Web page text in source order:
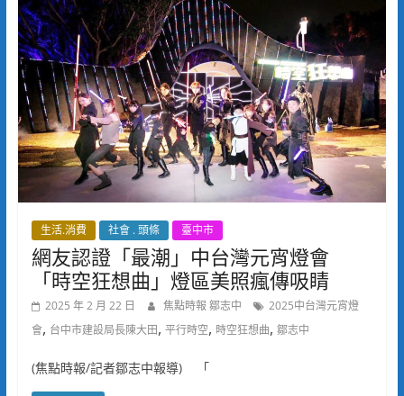
生活.消費 社會 . 頭條 臺中市
網友認證「最潮」中台灣元宵燈會
「時空狂想曲」燈區美照瘋傳吸睛
2025 年 2 月 22 日 焦點時報 鄒志中
2025中台灣元宵燈
會, 台中市建設局長陳大田, 平行時空, 時空狂想曲, 鄒志中
(焦點時報/記者鄒志中報導) 「